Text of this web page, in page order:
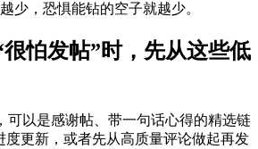
少，恐惧能钻的空子就越少。
怕发帖”时，先从这些低
可以是感谢帖、带一句话心得的精选链
度更新，或者先从高质量评论做起再发